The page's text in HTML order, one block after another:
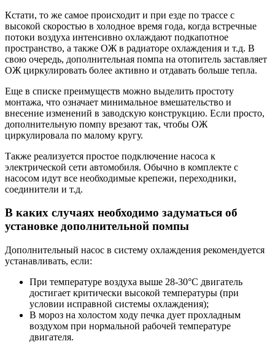
Кстати, то же самое происходит и при езде по трассе с
высокой скоростью в холодное время года, когда встречные
потоки воздуха интенсивно охлаждают подкапотное
пространство, а также ОЖ в радиаторе охлаждения и т.д. В
свою очередь, дополнительная помпа на отопитель заставляет
ОЖ циркулировать более активно и отдавать больше тепла.
Еще в списке преимуществ можно выделить простоту
монтажа, что означает минимальное вмешательство и
внесение изменений в заводскую конструкцию. Если просто,
дополнительную помпу врезают так, чтобы ОЖ
циркулировала по малому кругу.
Также реализуется простое подключение насоса к
электрической сети автомобиля. Обычно в комплекте с
насосом идут все необходимые крепежи, переходники,
соединители и т.д.
В каких случаях необходимо задуматься об
установке дополнительной помпы
Дополнительный насос в систему охлаждения рекомендуется
устанавливать, если:
При температуре воздуха выше 28-30°С двигатель
достигает критически высокой температуры (при
условии исправной системы охлаждения);
В мороз на холостом ходу печка дует прохладным
воздухом при нормальной рабочей температуре
двигателя.